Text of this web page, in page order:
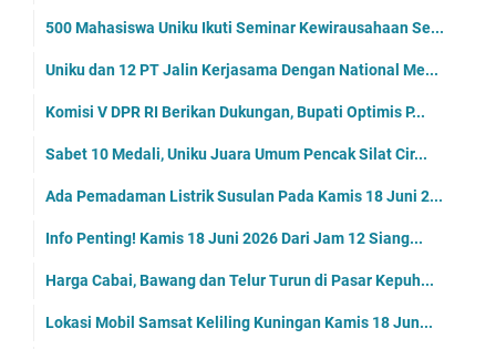
500 Mahasiswa Uniku Ikuti Seminar Kewirausahaan Se...
Uniku dan 12 PT Jalin Kerjasama Dengan National Me...
Komisi V DPR RI Berikan Dukungan, Bupati Optimis P...
Sabet 10 Medali, Uniku Juara Umum Pencak Silat Cir...
Ada Pemadaman Listrik Susulan Pada Kamis 18 Juni 2...
Info Penting! Kamis 18 Juni 2026 Dari Jam 12 Siang...
Harga Cabai, Bawang dan Telur Turun di Pasar Kepuh...
Lokasi Mobil Samsat Keliling Kuningan Kamis 18 Jun...